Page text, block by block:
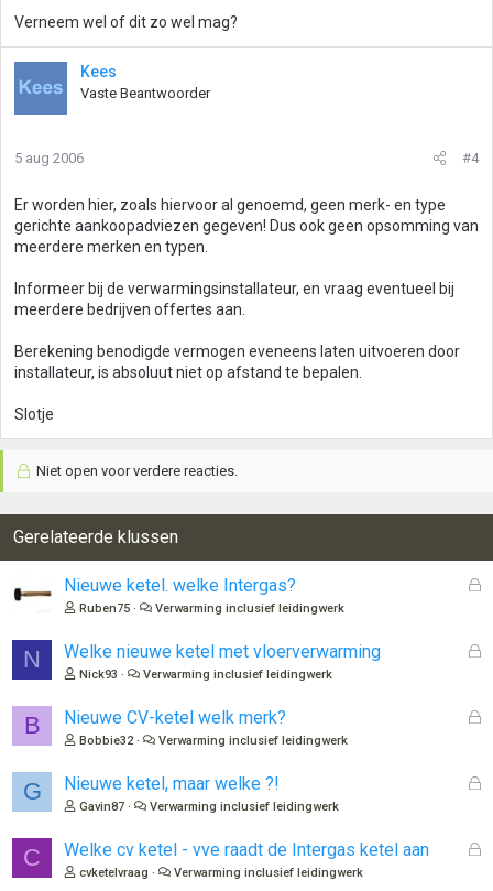
Verneem wel of dit zo wel mag?
Kees
Vaste Beantwoorder
5 aug 2006 #4
Er worden hier, zoals hiervoor al genoemd, geen merk- en type
gerichte aankoopadviezen gegeven! Dus ook geen opsomming van
meerdere merken en typen.
Informeer bij de verwarmingsinstallateur, en vraag eventueel bij
meerdere bedrijven offertes aan.
Berekening benodigde vermogen eveneens laten uitvoeren door
installateur, is absoluut niet op afstand te bepalen.
Slotje
Niet open voor verdere reacties.
Gerelateerde klussen
G
n
Nieuwe ketel. welke Intergas?
Ruben75 Verwarming inclusief leidingwerk
N
G
n
Welke nieuwe ketel met vloerverwarming
Nick93 Verwarming inclusief leidingwerk
B
G
n
Nieuwe CV-ketel welk merk?
Bobbie32 Verwarming inclusief leidingwerk
G
G
Nieuwe ketel, maar welke ?!
Gavin87 Verwarming inclusief leidingwerk
C
G
Welke cv ketel - vve raadt de Intergas ketel aan
cvketelvraag Verwarming inclusief leidingwerk